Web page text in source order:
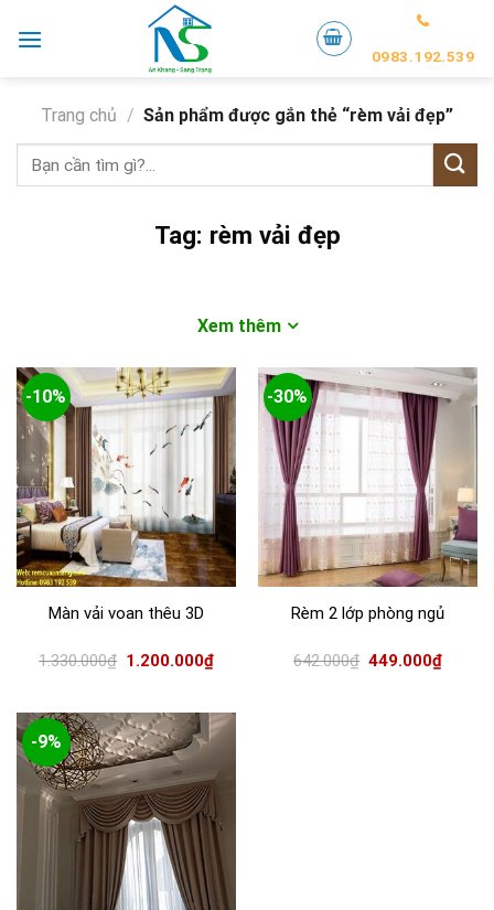
0983.192.539
Trang chủ / Sản phẩm được gắn thẻ “rèm vải đẹp”
Tìm
kiếm:
Tag: rèm vải đẹp
Xem thêm
-10%
Màn vải voan thêu 3D
1.330.000₫ 1.200.000₫
-30%
Rèm 2 lớp phòng ngủ
642.000₫ 449.000₫
-9%